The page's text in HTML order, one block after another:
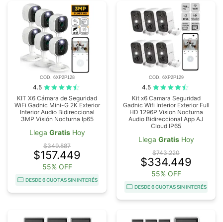
COD. 6XP2P128
4.5
KIT X6 Cámara de Seguridad
WiFi Gadnic Mini-G 2K Exterior
Interior Audio Bidireccional
3MP Visión Nocturna Ip65
Llega GratisHoy
$349.887
$157.449
55% OFF
DESDE 6 CUOTAS SIN INTERÉS
COD. 6XP2P129
4.5
Kit x6 Camara Seguridad
Gadnic Wifi Interior Exterior Full
HD 1296P Vision Nocturna
Audio Bidireccional App AJ
Cloud IP65
Llega GratisHoy
$743.220
$334.449
55% OFF
DESDE 6 CUOTAS SIN INTERÉS